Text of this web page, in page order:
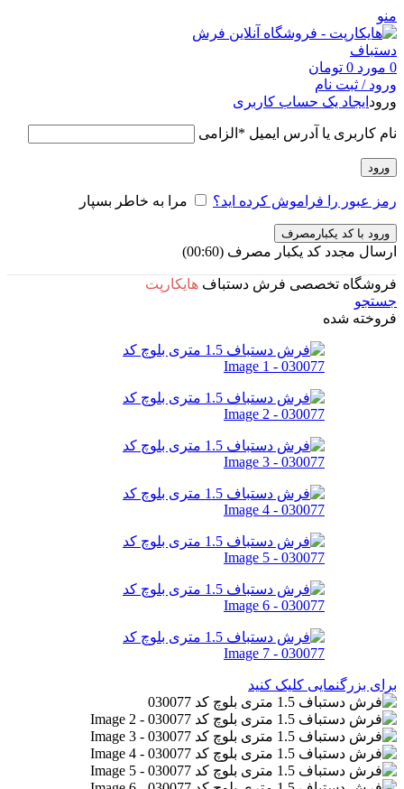
منو
0 مورد 0 تومان
ورود / ثبت نام
ورود ایجاد یک حساب کاربری
نام کاربری یا آدرس ایمیل * الزامی
ورود
رمز عبور را فراموش کرده اید؟ مرا به خاطر بسپار
ورود با کد یکبارمصرف
ارسال مجدد کد یکبار مصرف (00:
60
)
فروشگاه تخصصی فرش دستباف هایکارپت
جستجو
فروخته شده
برای بزرگنمایی کلیک کنید